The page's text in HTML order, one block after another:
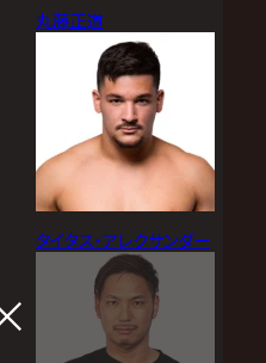
丸藤正道
タイタス・アレクサンダー